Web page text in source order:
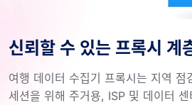
신뢰할 수 있는 프록시 계
여행 데이터 수집기 ​​프록시는 지역 점
세션을 위해 주거용, ISP 및 데이터